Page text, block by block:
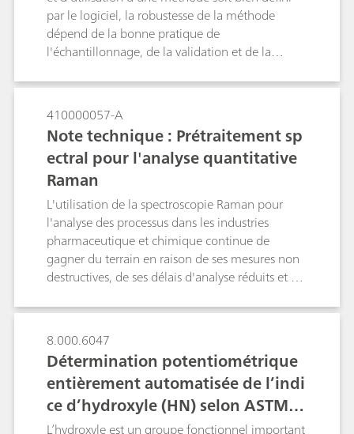
par le logiciel, la robustesse de la méthode
dépend de la bonne pratique de
l'échantillonnage, de la validation et de la
document, nous détaillerons les pratiques
recommandées pour utiliser la méthode
multivariée avec le NanoRam-1064. Ces
pratiques sont recommandées pour les
utilisateurs finaux qui travaillent en
environnement pharmaceutique et peuvent
également s'étendre à d'autres industries. Ce
document constitue une référence générale
pour les utilisateurs du NanoRam-1064 qui
souhaitent créer une POP pour le
développement, la validation et la mise en
œuvre de méthodes.
410000057-A
Note technique : Prétraitement sp
ectral pour l'analyse quantitative
Raman
L'utilisation de la spectroscopie Raman pour
l'analyse des processus dans les industries
pharmaceutique et chimique continue de
gagner du terrain en raison de ses mesures non
destructives, de ses délais d'analyse réduits et de
qualitatives et quantitatives. Des algorithmes de
prétraitement spectral sont appliqués de
manière routinière aux données
spectroscopiques quantitatives afin d'améliorer
les caractéristiques spectrales tout en minimisant
la variabilité non liée à l'analyte en question.
Dans cette note technique, nous aborderons des
8.000.6047
Détermination potentiométrique
entièrement automatisée de l’indi
ce d’hydroxyle (HN) selon ASTM E
1899-08 et DIN 53240-2
L’hydroxyle est un groupe fonctionnel important